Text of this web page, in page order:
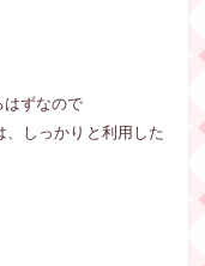
はずなので
、しっかりと利用した